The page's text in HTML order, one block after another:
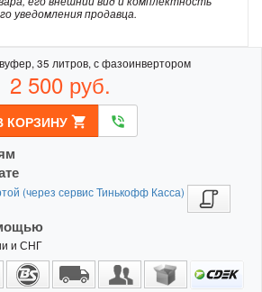
уведомления продавца.
35 литров, с фазоинвертором
2 500 руб.
КОРЗИНУ shopping_cart phone_in_talk
и СНГ